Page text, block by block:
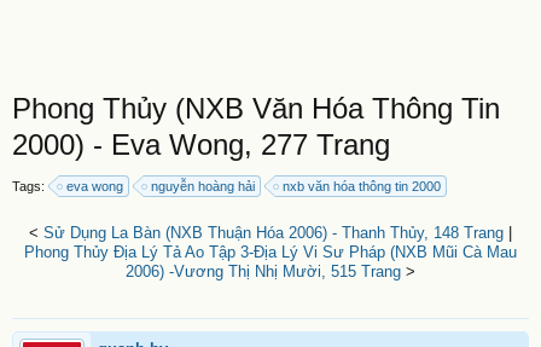
Phong Thủy (NXB Văn Hóa Thông Tin
2000) - Eva Wong, 277 Trang
Tags: eva wong nguyễn hoàng hải nxb văn hóa thông tin 2000
< Sử Dụng La Bàn (NXB Thuận Hóa 2006) - Thanh Thủy, 148 Trang
Phong Thủy Địa Lý Tả Ao Tập 3-Địa Lý Vi Sư Pháp (NXB Mũi Cà Mau
2006) -Vương Thị Nhị Mười, 515 Trang >